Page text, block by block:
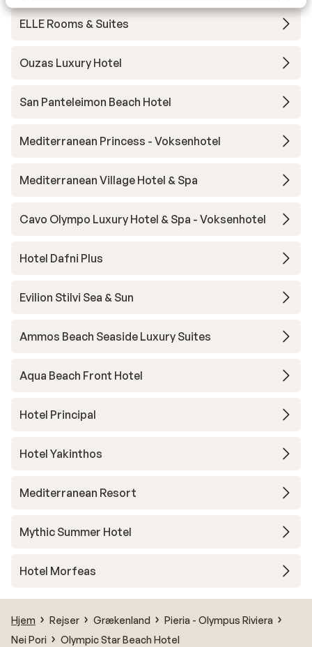
ELLE Rooms & Suites
Ouzas Luxury Hotel
San Panteleimon Beach Hotel
Mediterranean Princess - Voksenhotel
Mediterranean Village Hotel & Spa
Cavo Olympo Luxury Hotel & Spa - Voksenhotel
Hotel Dafni Plus
Evilion Stilvi Sea & Sun
Ammos Beach Seaside Luxury Suites
Aqua Beach Front Hotel
Hotel Principal
Hotel Yakinthos
Mediterranean Resort
Mythic Summer Hotel
Hotel Morfeas
Hjem Rejser Grækenland
Pieria - Olympus Riviera
Nei Pori
Olympic Star Beach Hotel